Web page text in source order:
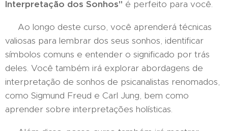
Interpretação dos Sonhos" é perfeito para você.
Ao longo deste curso, você aprenderá técnicas
valiosas para lembrar dos seus sonhos, identificar
símbolos comuns e entender o significado por trás
deles. Você também irá explorar abordagens de
interpretação de sonhos de psicanalistas renomados,
como Sigmund Freud e Carl Jung, bem como
aprender sobre interpretações holísticas.